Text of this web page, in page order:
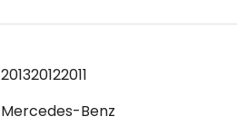
201320122011
Mercedes-Benz